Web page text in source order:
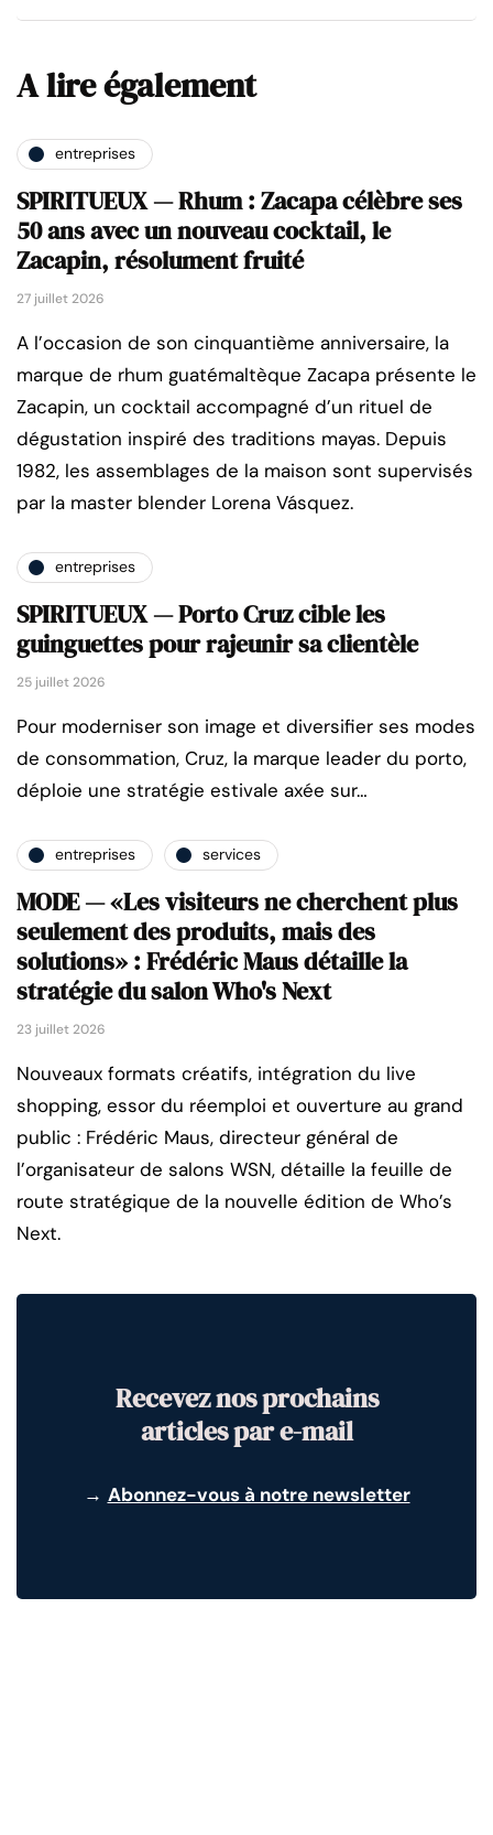
A lire également
entreprises
SPIRITUEUX — Rhum : Zacapa célèbre ses
50 ans avec un nouveau cocktail, le
Zacapin, résolument fruité
27 juillet 2026
A l’occasion de son cinquantième anniversaire, la
marque de rhum guatémaltèque Zacapa présente le
Zacapin, un cocktail accompagné d’un rituel de
dégustation inspiré des traditions mayas. Depuis
1982, les assemblages de la maison sont supervisés
par la master blender Lorena Vásquez.
entreprises
SPIRITUEUX — Porto Cruz cible les
guinguettes pour rajeunir sa clientèle
25 juillet 2026
Pour moderniser son image et diversifier ses modes
de consommation, Cruz, la marque leader du porto,
déploie une stratégie estivale axée sur…
entreprises services
MODE — «Les visiteurs ne cherchent plus
seulement des produits, mais des
solutions» : Frédéric Maus détaille la
stratégie du salon Who's Next
23 juillet 2026
Nouveaux formats créatifs, intégration du live
shopping, essor du réemploi et ouverture au grand
public : Frédéric Maus, directeur général de
l’organisateur de salons WSN, détaille la feuille de
route stratégique de la nouvelle édition de Who’s
Next.
Recevez nos prochains
articles par e-mail
→ Abonnez-vous à notre newsletter